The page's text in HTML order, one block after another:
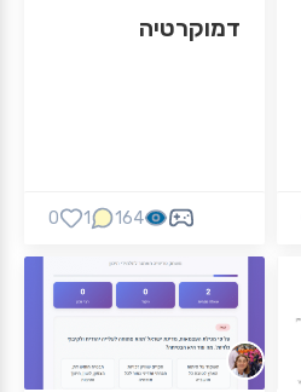
דמוקרטיה
164
1
0